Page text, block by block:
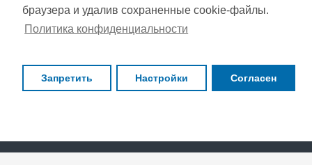
браузера и удалив сохраненные cookie-файлы.
Политика конфиденциальности
Запретить Настройки Согласен
Copyright © 2021, Super Selection, Все права защищены